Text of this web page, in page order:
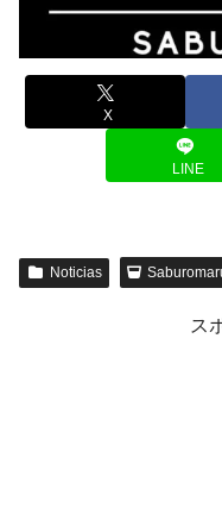
X
LINE
Noticias
ス